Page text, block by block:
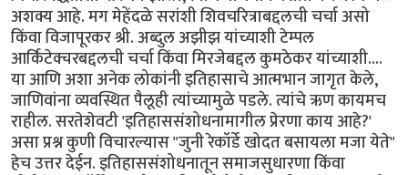
अशक्य आहे. मग मेहेंदळे सरांशी शिवचरित्राबद्दलची चर्चा असो
किंवा विजापूरकर श्री. अब्दुल अझीझ यांच्याशी टेम्पल
आर्किटेक्चरबद्दलची चर्चा किंवा मिरजेबद्दल कुमठेकर यांच्याशी....
या आणि अशा अनेक लोकांनी इतिहासाचे आत्मभान जागृत केले,
जाणिवांना व्यवस्थित पैलूही त्यांच्यामुळे पडले. त्यांचे ऋण कायमच
राहील. सरतेशेवटी 'इतिहाससंशोधनामागील प्रेरणा काय आहे?'
असा प्रश्न कुणी विचारल्यास "जुनी रेकॉर्डे खोदत बसायला मजा येते"
हेच उत्तर देईन. इतिहाससंशोधनातून समाजसुधारणा किंवा